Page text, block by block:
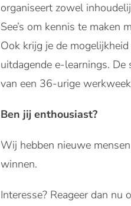
organiseert zowel
See’s om kennis te maken
Ook krijg je de
uitdagende e-learnings.
van een 36-urige
Ben jij enthousiast?
Wij hebben nieuwe
winnen.
Interesse? Reageer dan